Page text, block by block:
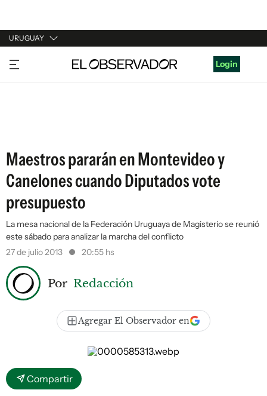
URUGUAY
URUGUAY
ARGENTINA
Login
Maestros pararán en Montevideo y
Canelones cuando Diputados vote
presupuesto
La mesa nacional de la Federación Uruguaya de Magisterio se reunió
este sábado para analizar la marcha del conflicto
27 de julio 2013
20:55 hs
Por Redacción
Agregar El Observador en
Compartir